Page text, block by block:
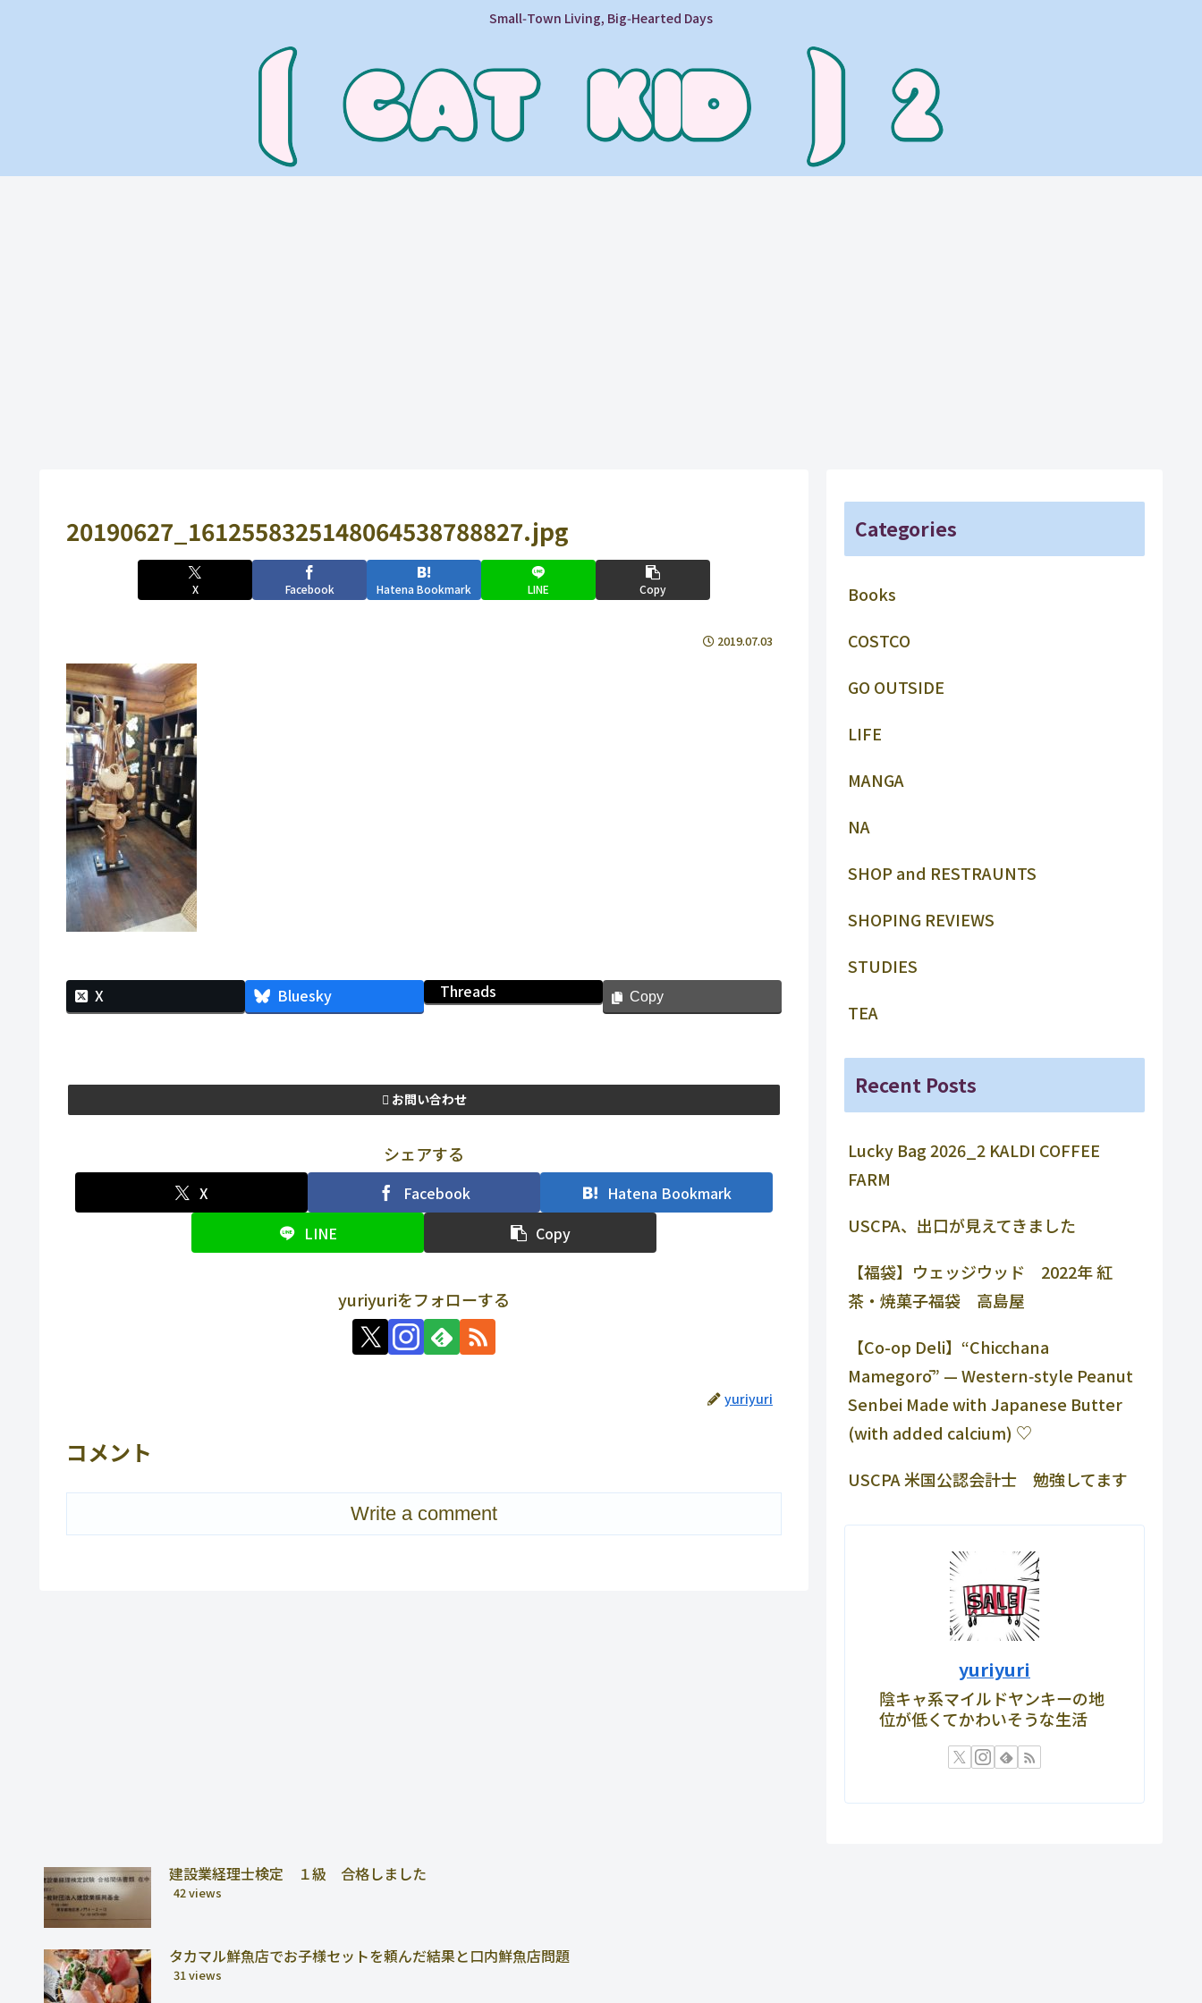
Small‑Town Living, Big‑Hearted Days
20190627_1612558325148064538788827.jpg
X Facebook Hatena Bookmark LINE Copy
2019.07.03
X Bluesky Threads Copy
お問い合わせ
シェアする
X Facebook
Hatena Bookmark
LINE
Copy
yuriyuriをフォローする
yuriyuri
コメント
Write a comment
Categories
Books
COSTCO
GO OUTSIDE
LIFE
MANGA
NA
SHOP and RESTRAUNTS
SHOPING REVIEWS
STUDIES
TEA
Recent Posts
Lucky Bag 2026_2 KALDI COFFEE
FARM
USCPA、出口が見えてきました
【福袋】ウェッジウッド 2022年 紅
茶・焼菓子福袋 高島屋
【Co-op Deli】“Chicchana
Mamegorō” — Western‑style Peanut
Senbei Made with Japanese Butter
(with added calcium) ♡
USCPA 米国公認会計士 勉強してます
yuriyuri
陰キャ系マイルドヤンキーの地
位が低くてかわいそうな生活
建設業経理士検定 １級 合格しました
42 views
タカマル鮮魚店でお子様セットを頼んだ結果と口内鮮魚店問題
31 views